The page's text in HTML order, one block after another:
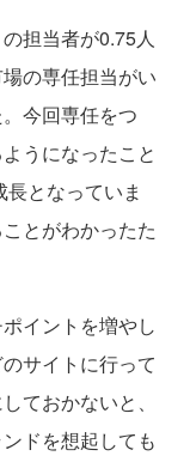
担当者が0.75人
の専任担当がい
今回専任をつ
うになったこと
となっていま
とがわかったた
イントを増やし
サイトに行って
ておかないと、
ドを想起しても